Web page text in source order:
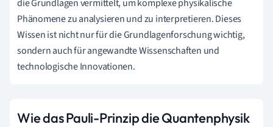
die Grundlagen vermittelt, um komplexe physikalische
Phänomene zu analysieren und zu interpretieren. Dieses
Wissen ist nicht nur für die Grundlagenforschung wichtig,
sondern auch für angewandte Wissenschaften und
technologische Innovationen.
Wie das Pauli-Prinzip die Quantenphysik